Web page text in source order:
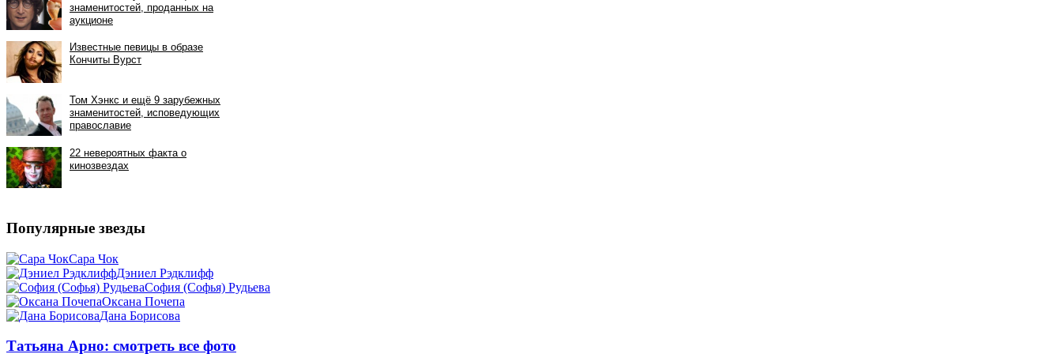
Популярные звезды
Сара Чок
Дэниел Рэдклифф
София (Софья) Рудьева
Оксана Почепа
Дана Борисова
Татьяна Арно: смотреть все фото